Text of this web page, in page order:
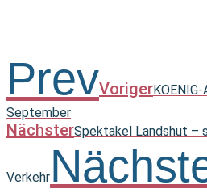
PrevVoriger
September
NächsterSpektakel Landshut –
Verkehr